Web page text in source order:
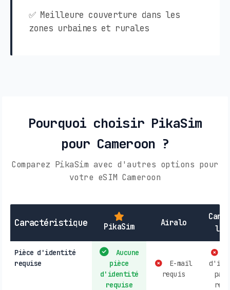
✅ Meilleure couverture dans les
zones urbaines et rurales
Pourquoi choisir PikaSim
pour Cameroon ?
Comparez PikaSim avec d'autres options pour
votre eSIM Cameroon
Caractéristique PikaSim Airalo
Pièce d'identité
requise
Aucune
pièce
d'identité
requise
E-mail
requis